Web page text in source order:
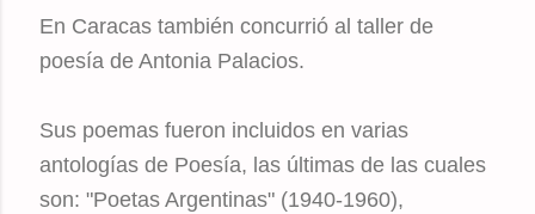
En Caracas también concurrió al taller de
poesía de Antonia Palacios.
Sus poemas fueron incluidos en varias
antologías de Poesía, las últimas de las cuales
son: "Poetas Argentinas" (1940-1960),